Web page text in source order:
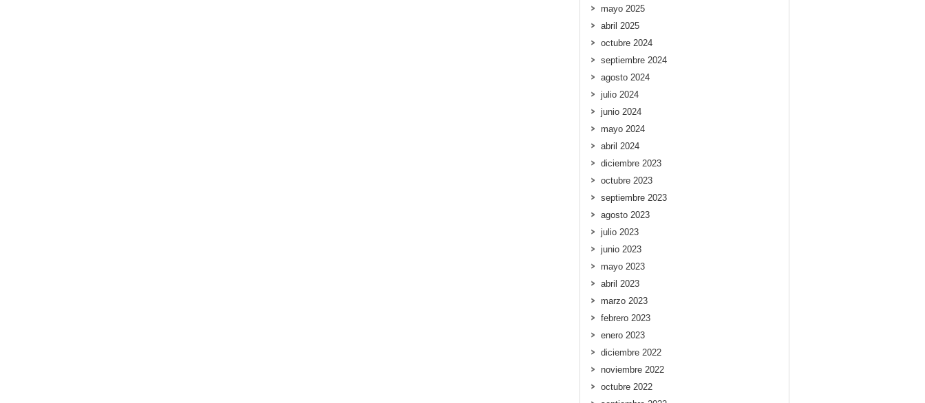
mayo 2025
abril 2025
octubre 2024
septiembre 2024
agosto 2024
julio 2024
junio 2024
mayo 2024
abril 2024
diciembre 2023
octubre 2023
septiembre 2023
agosto 2023
julio 2023
junio 2023
mayo 2023
abril 2023
marzo 2023
febrero 2023
enero 2023
diciembre 2022
noviembre 2022
octubre 2022